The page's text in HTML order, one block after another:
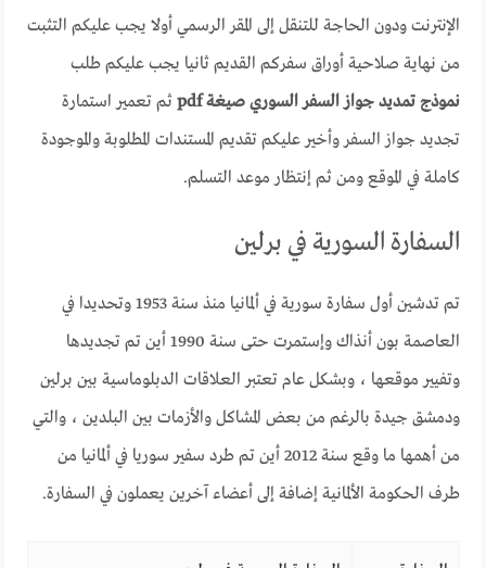
الإنترنت ودون الحاجة للتنقل إلى المقر الرسمي أولا يجب عليكم التثبت
من نهاية صلاحية أوراق سفركم القديم ثانيا يجب عليكم طلب
نموذج تمديد جواز السفر السوري صيغة pdf
ثم تعمير استمارة
تجديد جواز السفر وأخير عليكم تقديم المستندات المطلوبة والموجودة
كاملة في الموقع ومن ثم إنتظار موعد التسلم.
السفارة السورية في برلين
تم تدشين أول سفارة سورية في ألمانيا منذ سنة 1953 وتحديدا في
العاصمة بون أنذاك وإستمرت حتى سنة 1990 أين تم تجديدها
وتفيير موقعها ، وبشكل عام تعتبر العلاقات الدبلوماسية بين برلين
ودمشق جيدة بالرغم من بعض المشاكل والأزمات بين البلدين ، والتي
من أهمها ما وقع سنة 2012 أين تم طرد سفير سوريا في ألمانيا من
طرف الحكومة الألمانية إضافة إلى أعضاء آخرين يعملون في السفارة.